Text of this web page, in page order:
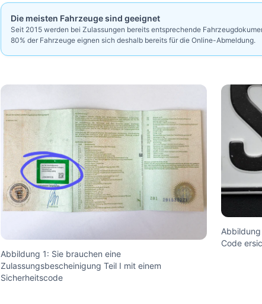
Die meisten Fahrzeuge sind geeignet
Seit 2015 werden bei Zulassungen bereits entsprechende
80% der Fahrzeuge eignen sich deshalb bereits für die Online-Abmeldung.
Abbildung 1: Sie brauchen eine
Zulassungsbescheinigung Teil I mit einem
Sicherheitscode
Code